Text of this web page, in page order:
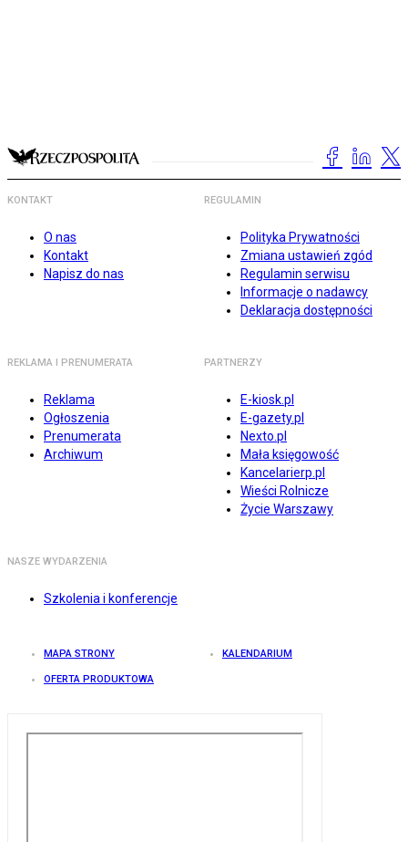
KONTAKT
O nas
Kontakt
Napisz do nas
REGULAMIN
Polityka Prywatności
Zmiana ustawień zgód
Regulamin serwisu
Informacje o nadawcy
Deklaracja dostępności
REKLAMA I PRENUMERATA
Reklama
Ogłoszenia
Prenumerata
Archiwum
PARTNERZY
E-kiosk.pl
E-gazety.pl
Nexto.pl
Mała księgowość
Kancelarierp.pl
Wieści Rolnicze
Życie Warszawy
NASZE WYDARZENIA
Szkolenia i konferencje
MAPA STRONY KALENDARIUM
OFERTA PRODUKTOWA